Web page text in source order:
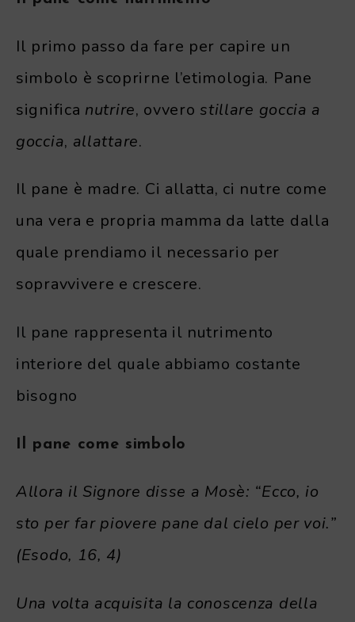
Il primo passo da fare per capire un
simbolo è scoprirne l’etimologia. Pane
significa nutrire, ovvero stillare goccia a
goccia, allattare.
Il pane è madre. Ci allatta, ci nutre come
una vera e propria mamma da latte dalla
quale prendiamo il necessario per
sopravvivere e crescere.
Il pane rappresenta il nutrimento
interiore del quale abbiamo costante
bisogno
Il pane come simbolo
Allora il Signore disse a Mosè: “Ecco, io
sto per far piovere pane dal cielo per voi.”
(Esodo, 16, 4)
Una volta acquisita la conoscenza della